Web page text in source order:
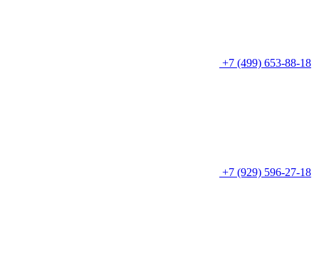
+7 (499) 653-88-18
+7 (929) 596-27-18